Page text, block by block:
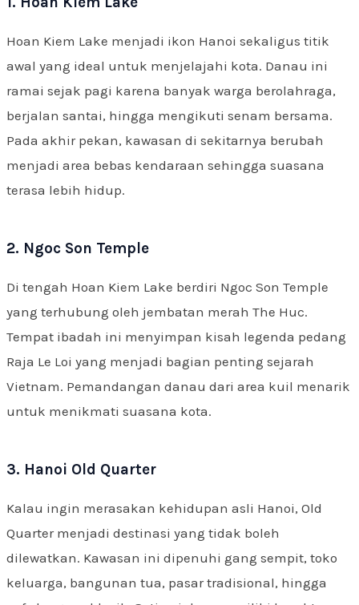
Hoan Kiem Lake menjadi ikon Hanoi sekaligus titik
awal yang ideal untuk menjelajahi kota. Danau ini
ramai sejak pagi karena banyak warga berolahraga,
berjalan santai, hingga mengikuti senam bersama.
Pada akhir pekan, kawasan di sekitarnya berubah
menjadi area bebas kendaraan sehingga suasana
terasa lebih hidup.
2. Ngoc Son Temple
Di tengah Hoan Kiem Lake berdiri Ngoc Son Temple
yang terhubung oleh jembatan merah The Huc.
Tempat ibadah ini menyimpan kisah legenda pedang
Raja Le Loi yang menjadi bagian penting sejarah
Vietnam. Pemandangan danau dari area kuil menarik
untuk menikmati suasana kota.
3. Hanoi Old Quarter
Kalau ingin merasakan kehidupan asli Hanoi, Old
Quarter menjadi destinasi yang tidak boleh
dilewatkan. Kawasan ini dipenuhi gang sempit, toko
keluarga, bangunan tua, pasar tradisional, hingga